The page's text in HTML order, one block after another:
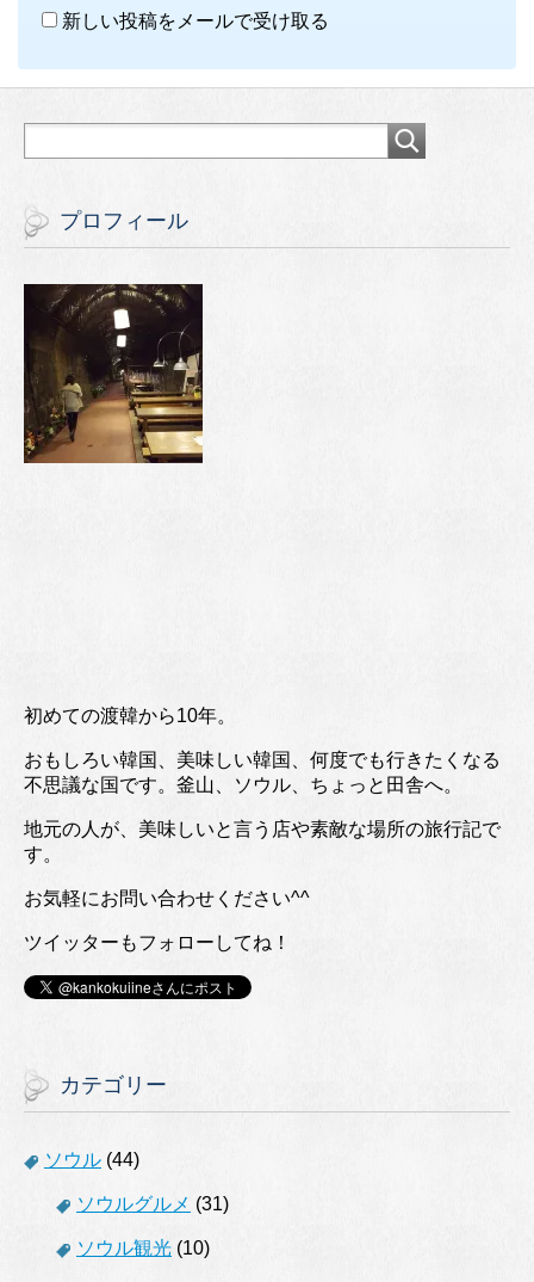
新しい投稿をメールで受け取る
プロフィール
初めての渡韓から10年。
おもしろい韓国、美味しい韓国、何度でも行きたくなる
不思議な国です。釜山、ソウル、ちょっと田舎へ。
地元の人が、美味しいと言う店や素敵な場所の旅行記で
す。
お気軽にお問い合わせください^^
ツイッターもフォローしてね！
カテゴリー
ソウル (44)
ソウルグルメ (31)
ソウル観光 (10)